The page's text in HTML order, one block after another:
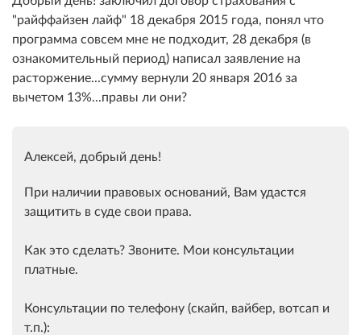
"райффайзен лайф" 18 декабря 2015 года, понял что
программа совсем мне не подходит, 28 декабря (в
ознакомительный период) написал заявление на
расторжение...сумму вернули 20 января 2016 за
вычетом 13%...правы ли они?
Алексей, добрый день!
При наличии правовых оснований, Вам удастся
защитить в суде свои права.
Как это сделать? Звоните. Мои консультации
платные.
Консультации по телефону (скайп, вайбер, вотсап и
т.п.):